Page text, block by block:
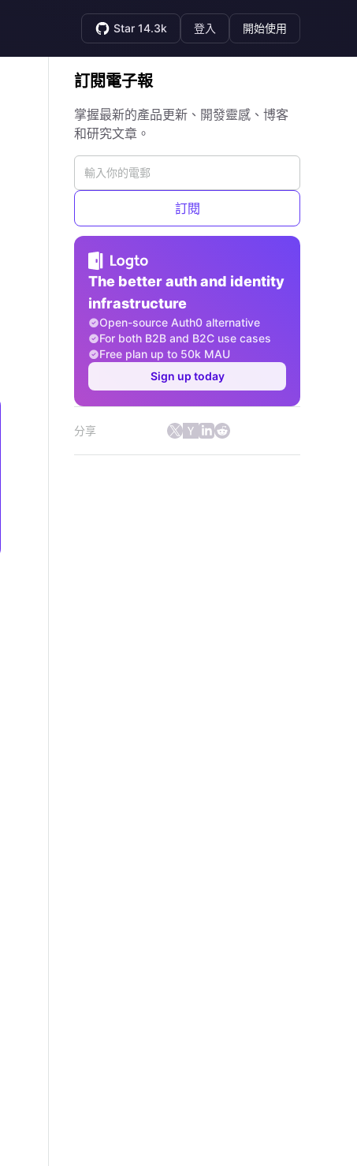
Star 14.3k 登入 開始使用
訂閱電子報
掌握最新的產品更新、開發靈感、博客
和研究文章。
訂閱
The better auth and identity
infrastructure
Open-source Auth0 alternative
For both B2B and B2C use cases
Free plan up to 50k MAU
Sign up today
分享